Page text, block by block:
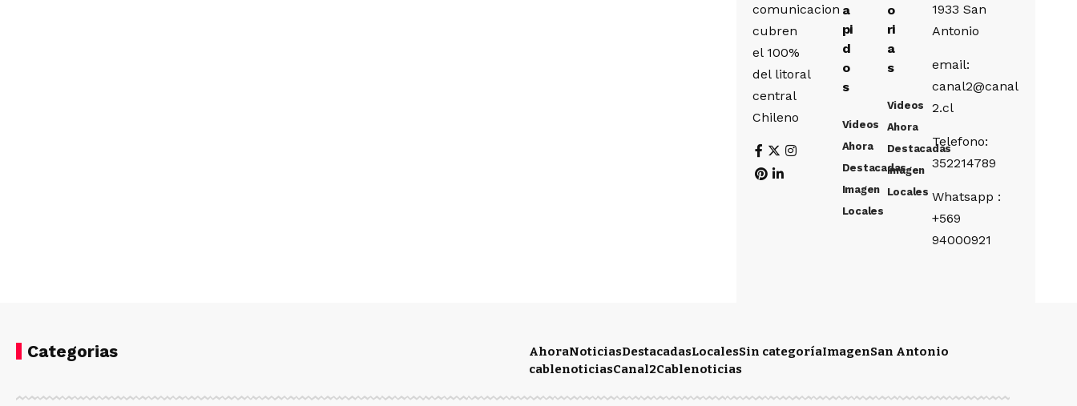
comunicacion
cubren
el 100%
del litoral
central
Chileno
a
pi
d
o
s
Videos
Ahora
Destacadas
Imagen
Locales
o
ri
a
s
Videos
Ahora
Destacadas
Imagen
Locales
1933 San
Antonio
email:
canal2@canal
2.cl
Telefono:
352214789
Whatsapp :
+569
94000921
Categorias AhoraNoticiasDestacadasLocalesSin categoríaImagenSan Antonio
cablenoticiasCanal2Cablenoticias